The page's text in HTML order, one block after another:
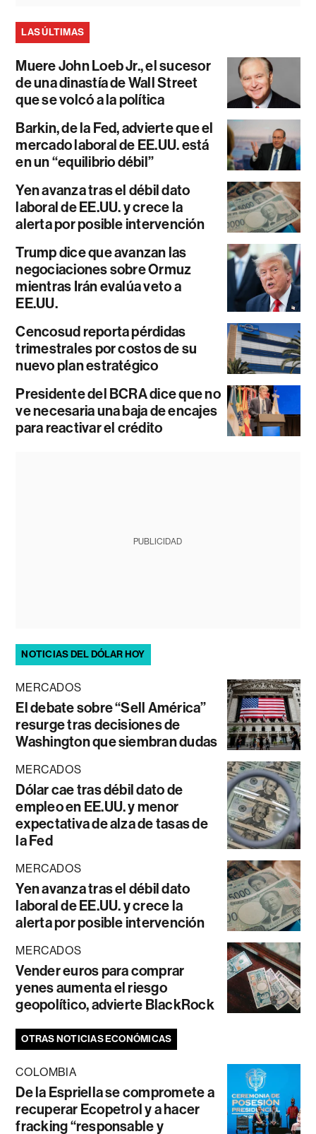
LAS ÚLTIMAS
Muere John Loeb Jr., el sucesor
de una dinastía de Wall Street
que se volcó a la política
Barkin, de la Fed, advierte que el
mercado laboral de EE.UU. está
en un “equilibrio débil”
Yen avanza tras el débil dato
laboral de EE.UU. y crece la
alerta por posible intervención
Trump dice que avanzan las
negociaciones sobre Ormuz
mientras Irán evalúa veto a
EE.UU.
Cencosud reporta pérdidas
trimestrales por costos de su
nuevo plan estratégico
Presidente del BCRA dice que no
ve necesaria una baja de encajes
para reactivar el crédito
PUBLICIDAD
NOTICIAS DEL DÓLAR HOY
MERCADOS
El debate sobre “Sell América”
resurge tras decisiones de
Washington que siembran dudas
MERCADOS
Dólar cae tras débil dato de
empleo en EE.UU. y menor
expectativa de alza de tasas de
la Fed
MERCADOS
Yen avanza tras el débil dato
laboral de EE.UU. y crece la
alerta por posible intervención
MERCADOS
Vender euros para comprar
yenes aumenta el riesgo
geopolítico, advierte BlackRock
OTRAS NOTICIAS ECONÓMICAS
COLOMBIA
De la Espriella se compromete a
recuperar Ecopetrol y a hacer
fracking “responsable y